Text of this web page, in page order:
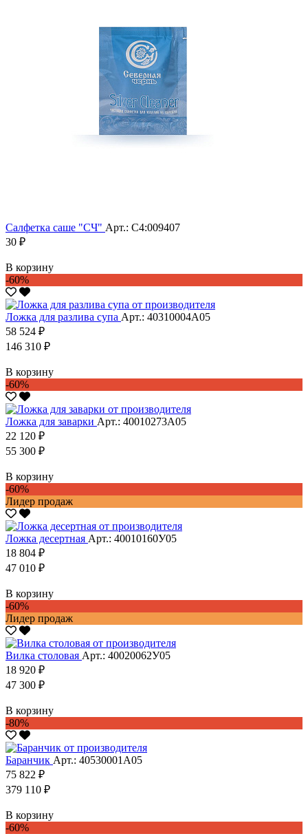
Салфетка саше "CЧ" Арт.: С4:009407
30 ₽
В корзину
-60%
Ложка для разлива супа Арт.: 40310004А05
58 524 ₽
146 310 ₽
В корзину
-60%
Ложка для заварки Арт.: 40010273А05
22 120 ₽
55 300 ₽
В корзину
-60%
Лидер продаж
Ложка десертная Арт.: 40010160У05
18 804 ₽
47 010 ₽
В корзину
-60%
Лидер продаж
Вилка столовая Арт.: 40020062У05
18 920 ₽
47 300 ₽
В корзину
-80%
Баранчик Арт.: 40530001А05
75 822 ₽
379 110 ₽
В корзину
-60%